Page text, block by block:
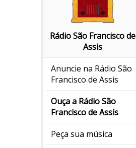
Rádio São Francisco de
Assis
Anuncie na Rádio São
Francisco de Assis
Ouça a Rádio São
Francisco de Assis
Peça sua música